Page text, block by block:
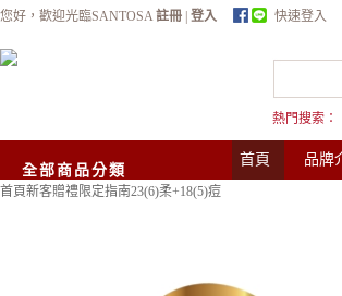
您好，歡迎光臨SANTOSA註冊 登入 快速登入
熱門搜索：
全部商品分類
首頁 品牌
首頁新客贈禮限定指南23(6)柔+18(5)痘